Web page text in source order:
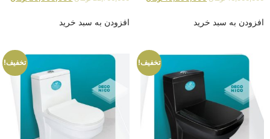
افزودن به سبد خرید افزودن به سبد خرید
تخفیف! تخفیف!